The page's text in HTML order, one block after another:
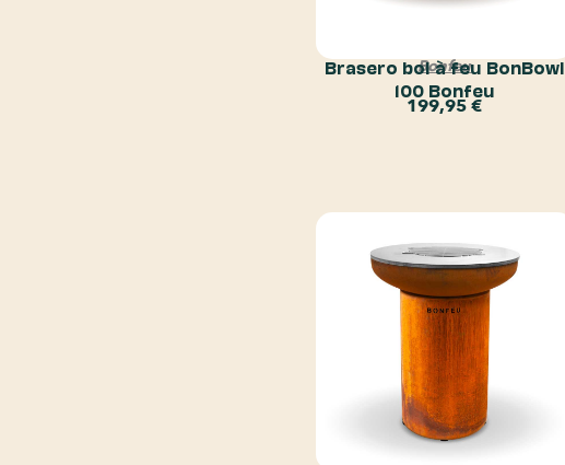
Bonfeu
Brasero bol à feu BonBowl
100 Bonfeu
199,95€